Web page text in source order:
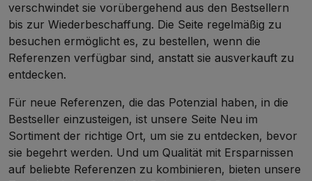
verschwindet sie vorübergehend aus den Bestsellern
bis zur Wiederbeschaffung. Die Seite regelmäßig zu
besuchen ermöglicht es, zu bestellen, wenn die
Referenzen verfügbar sind, anstatt sie ausverkauft zu
entdecken.
Für neue Referenzen, die das Potenzial haben, in die
Bestseller einzusteigen, ist unsere Seite Neu im
Sortiment der richtige Ort, um sie zu entdecken, bevor
sie begehrt werden. Und um Qualität mit Ersparnissen
auf beliebte Referenzen zu kombinieren, bieten unsere